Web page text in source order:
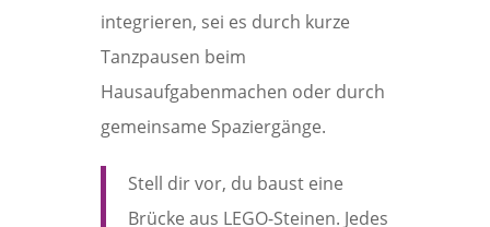
integrieren, sei es durch kurze
Tanzpausen beim
Hausaufgabenmachen oder durch
gemeinsame Spaziergänge.
Stell dir vor, du baust eine
Brücke aus LEGO-Steinen. Jedes